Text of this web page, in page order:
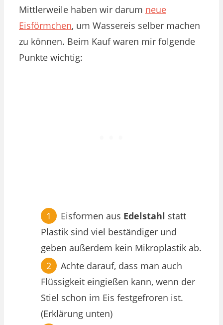
Mittlerweile haben wir darum neue
Eisförmchen, um Wassereis selber machen
zu können. Beim Kauf waren mir folgende
Punkte wichtig:
Eisformen aus Edelstahl statt
Plastik sind viel beständiger und
geben außerdem kein Mikroplastik ab.
Achte darauf, dass man auch
Flüssigkeit eingießen kann, wenn der
Stiel schon im Eis festgefroren ist.
(Erklärung unten)